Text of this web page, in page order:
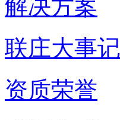
解决方案
联庄大事记
资质荣誉